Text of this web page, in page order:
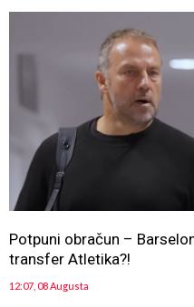
Potpuni obračun –
transfer Atletika?!
12:07, 08 Augusta